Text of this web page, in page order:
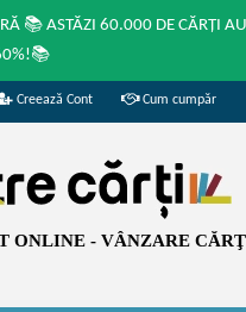
📚 ASTĂZI 60.000 DE CĂRȚI
Creează Cont Cum cumpăr
ONLINE - VÂNZARE